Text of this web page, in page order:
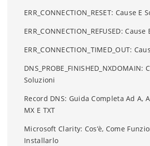
ERR_CONNECTION_RESET: Cause E
ERR_CONNECTION_REFUSED:
ERR_CONNECTION_TIMED_OUT:
DNS_PROBE_FINISHED_NXDOMAIN:
Soluzioni
Record DNS: Guida Completa Ad A,
MX E TXT
Microsoft Clarity: Cos’è, Come
Installarlo